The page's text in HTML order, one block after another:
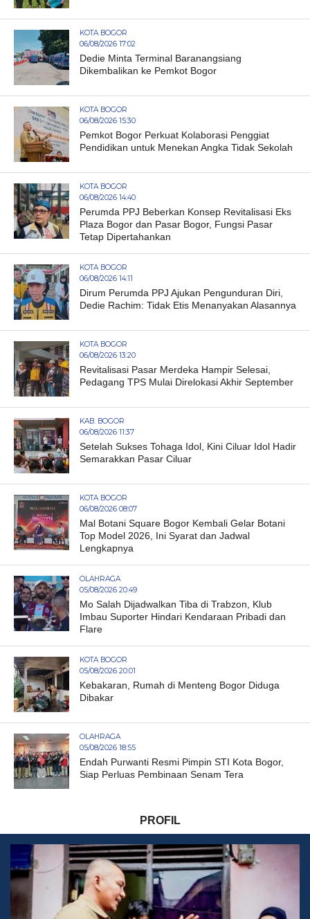
KOTA BOGOR
06/08/2026 17:02
Dedie Minta Terminal Baranangsiang
Dikembalikan ke Pemkot Bogor
KOTA BOGOR
06/08/2026 15:30
Pemkot Bogor Perkuat Kolaborasi Penggiat
Pendidikan untuk Menekan Angka Tidak Sekolah
KOTA BOGOR
06/08/2026 14:40
Perumda PPJ Beberkan Konsep Revitalisasi Eks
Plaza Bogor dan Pasar Bogor, Fungsi Pasar
Tetap Dipertahankan
KOTA BOGOR
06/08/2026 14:11
Dirum Perumda PPJ Ajukan Pengunduran Diri,
Dedie Rachim: Tidak Etis Menanyakan Alasannya
KOTA BOGOR
06/08/2026 13:20
Revitalisasi Pasar Merdeka Hampir Selesai,
Pedagang TPS Mulai Direlokasi Akhir September
KAB. BOGOR
06/08/2026 11:37
Setelah Sukses Tohaga Idol, Kini Ciluar Idol Hadir
Semarakkan Pasar Ciluar
KOTA BOGOR
06/08/2026 08:07
Mal Botani Square Bogor Kembali Gelar Botani
Top Model 2026, Ini Syarat dan Jadwal
Lengkapnya
OLAHRAGA
05/08/2026 20:49
Mo Salah Dijadwalkan Tiba di Trabzon, Klub
Imbau Suporter Hindari Kendaraan Pribadi dan
Flare
KOTA BOGOR
05/08/2026 20:01
Kebakaran, Rumah di Menteng Bogor Diduga
Dibakar
OLAHRAGA
05/08/2026 18:55
Endah Purwanti Resmi Pimpin STI Kota Bogor,
Siap Perluas Pembinaan Senam Tera
PROFIL